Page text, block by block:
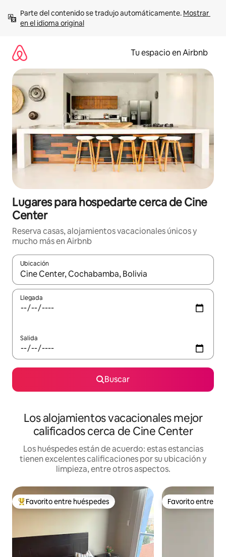
contenido
Parte del contenido se tradujo automáticamente. Mostrar
en el idioma original
Tu espacio en Airbnb
Lugares para hospedarte cerca de Cine
Center
Reserva casas, alojamientos vacacionales únicos y
mucho más en Airbnb
Ubicación
Cuando los resultados estén disponibles, podrás navegar
Llegada
Salida
Buscar
Los alojamientos vacacionales mejor
calificados cerca de Cine Center
Los huéspedes están de acuerdo: estas estancias
tienen excelentes calificaciones por su ubicación y
limpieza, entre otros aspectos.
De los mejores en Favorito entre huéspedes
Favorito entre huéspedes Favorito entre
Favorito entre